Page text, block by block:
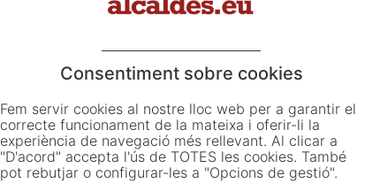
Email WhatsApp
Article següent
Granollers obre un Centre d’Acollida per a
Consentiment sobre cookies
Fem servir cookies al nostre lloc web per a garantir el
correcte funcionament de la mateixa i oferir-li la
experiència de navegació més rellevant. Al clicar a
"D'acord" accepta l'ús de TOTES les cookies. També
pot rebutjar o configurar-les a "Opcions de gestió".